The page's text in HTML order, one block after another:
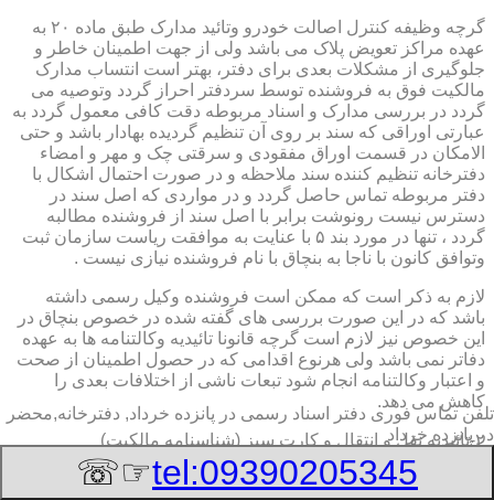
گرچه وظیفه کنترل اصالت خودرو وتائید مدارک طبق ماده ۲۰ به
عهده مراکز تعویض پلاک می باشد ولی از جهت اطمینان خاطر و
جلوگیری از مشکلات بعدی برای دفتر، بهتر است انتساب مدارک
مالکیت فوق به فروشنده توسط سردفتر احراز گردد وتوصیه می
گردد در بررسی مدارک و اسناد مربوطه دقت کافی معمول گردد به
عبارتی اوراقی که سند بر روی آن تنظیم گردیده بهادار باشد و حتی
الامکان در قسمت اوراق مفقودی و سرقتی چک و مهر و امضاء
دفترخانه تنظیم کننده سند ملاحظه و در صورت احتمال اشکال با
دفتر مربوطه تماس حاصل گردد و در مواردی که اصل سند در
دسترس نیست رونوشت برابر با اصل سند از فروشنده مطالبه
گردد ، تنها در مورد بند ۵ با عنایت به موافقت ریاست سازمان ثبت
وتوافق کانون با ناجا به بنچاق با نام فروشنده نیازی نیست .
لازم به ذکر است که ممکن است فروشنده وکیل رسمی داشته
باشد که در این صورت بررسی های گفته شده در خصوص بنچاق در
این خصوص نیز لازم است گرچه قانونا تائیدیه وکالتنامه ها به عهده
دفاتر نمی باشد ولی هرنوع اقدامی که در حصول اطمینان از صحت
و اعتبار وکالتنامه انجام شود تبعات ناشی از اختلافات بعدی را
کاهش می دهد.
۲-تائیدیه نقل و انتقال و کارت سبز (شناسنامه مالکیت)
برگ تائیدیه نقل و انتقال صادره از مراکز تعویض پلاک حاوی
تلفن تماس فوری دفتر اسناد رسمی در پانزده خرداد, دفترخانه,محضر
در پانزده خرداد
tel:09390205345
☞☏